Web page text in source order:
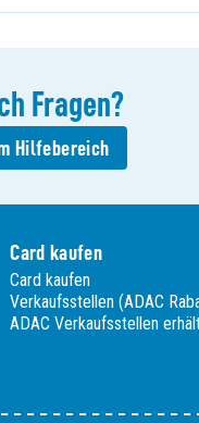
Fragen?
Hilfebereich
Card kaufen
Card kaufen
Verkaufsstellen (ADAC
ADAC Verkaufsstellen